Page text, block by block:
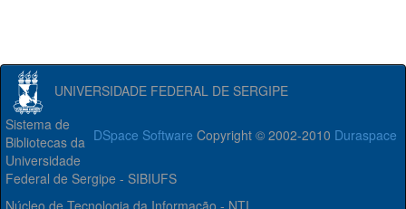
UNIVERSIDADE FEDERAL DE SERGIPE
DSpace Software Copyright © 2002-2010 Duraspace
Sistema de
Bibliotecas da
Universidade
Federal de Sergipe - SIBIUFS
Núcleo de Tecnologia da Informação - NTI